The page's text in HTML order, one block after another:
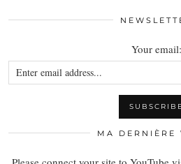
Your email:
MA DERNIÈRE